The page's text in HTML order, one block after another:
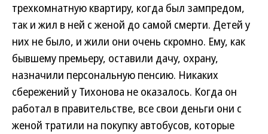
трехкомнатную квартиру, когда был зампредом,
так и жил в ней с женой до самой смерти. Детей у
них не было, и жили они очень скромно. Ему, как
бывшему премьеру, оставили дачу, охрану,
назначили персональную пенсию. Никаких
сбережений у Тихонова не оказалось. Когда он
работал в правительстве, все свои деньги они с
женой тратили на покупку автобусов, которые